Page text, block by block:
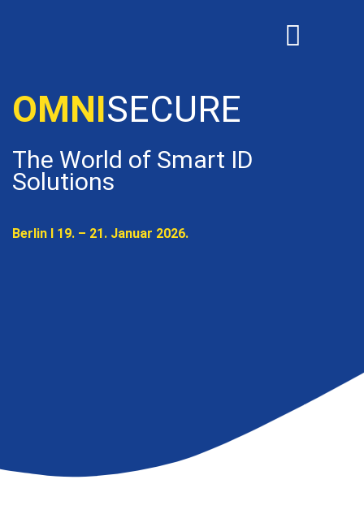
OMNISECURE
The World of Smart ID
Solutions
Berlin I 19. – 21. Januar 2026.